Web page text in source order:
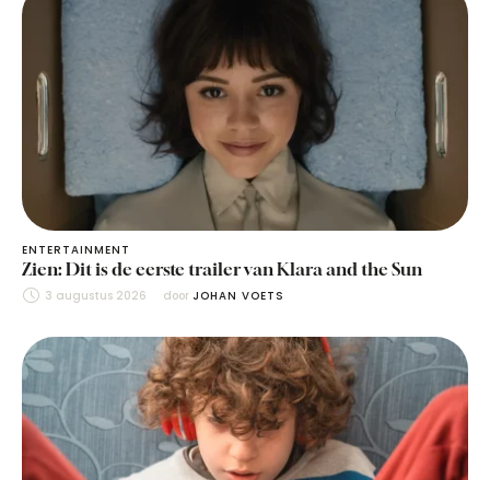
ENTERTAINMENT
Zien: Dit is de eerste trailer van Klara and the Sun
3 augustus 2026 door JOHAN VOETS